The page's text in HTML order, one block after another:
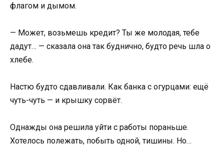
флагом и дымом.
— Может, возьмешь кредит? Ты же молодая, тебе
дадут… — сказала она так буднично, будто речь шла о
хлебе.
Настю будто сдавливали. Как банка с огурцами: ещё
чуть-чуть — и крышку сорвёт.
Однажды она решила уйти с работы пораньше.
Хотелось полежать, побыть одной, тишины. Но…